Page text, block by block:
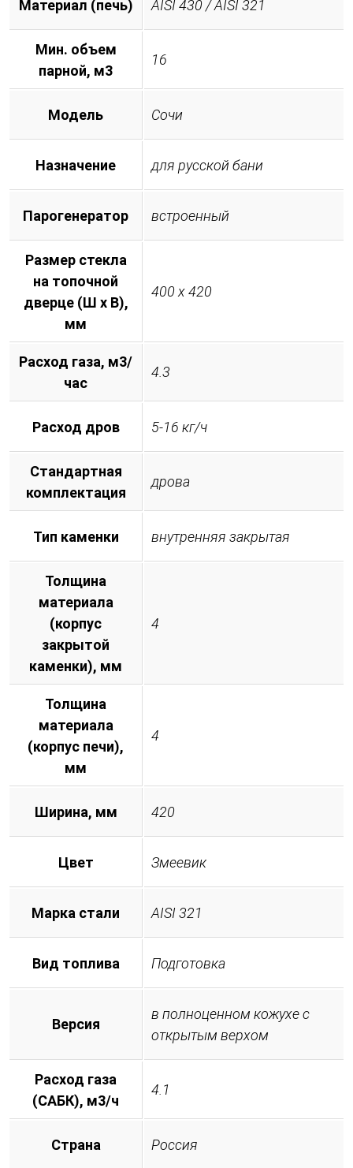
Материал (печь) AISI 430 / AISI 321
Мин. объем
парной, м3
16
Модель Сочи
Назначение для русской бани
Парогенератор встроенный
Размер стекла
на топочной
дверце (Ш х В),
мм
400 х 420
Расход газа, м3/
час
4.3
Расход дров 5-16 кг/ч
Стандартная
комплектация
дрова
Тип каменки внутренняя закрытая
Толщина
материала
(корпус
закрытой
каменки), мм
4
Толщина
материала
(корпус печи),
мм
4
Ширина, мм 420
Цвет Змеевик
Марка стали AISI 321
Вид топлива Подготовка
Версия
в полноценном кожухе с
открытым верхом
Расход газа
(САБК), м3/ч
4.1
Страна Россия